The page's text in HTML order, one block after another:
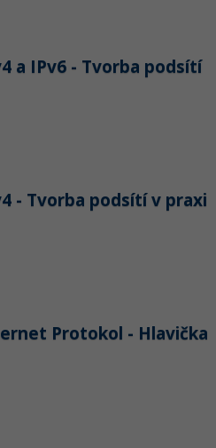
a IPv6 - Tvorba podsítí
- Tvorba podsítí v praxi
Protokol - Hlavička